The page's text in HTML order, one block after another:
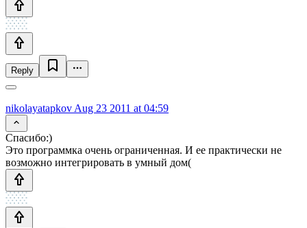
Reply
nikolayatapkov Aug 23 2011 at 04:59
Спасибо:)
Это программка очень ограниченная. И ее практически не
возможно интегрировать в умный дом(